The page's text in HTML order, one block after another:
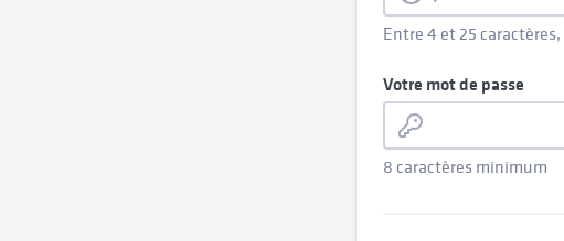
Entre 4 et 25
Votre mot de passe
8 caractères minimum